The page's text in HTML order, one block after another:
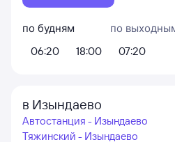
по будням
06:20
18:00
по
07:20
в Изындаево
Автостанция - Изындаево
Тяжинский - Изындаево